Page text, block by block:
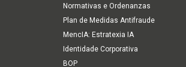
Normativas e Ordenanzas
Plan de Medidas Antifraude
MencIA: Estratexia IA
Identidade Corporativa
BOP